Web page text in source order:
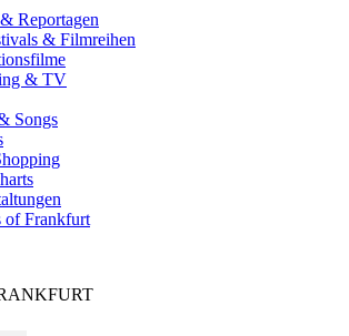
Reportagen
& Filmreihen
& TV
Songs
of Frankfurt